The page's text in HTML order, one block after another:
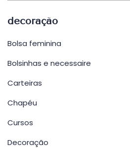
decoração
Bolsa feminina
Bolsinhas e necessaire
Carteiras
Chapéu
Cursos
Decoração